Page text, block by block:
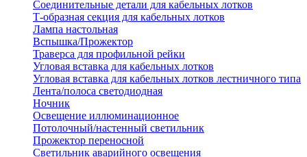
Соединительные детали для кабельных лотков
Т-образная секция для кабельных лотков
Лампа настольная
Вспышка/Прожектор
Траверса для профильной рейки
Угловая вставка для кабельных лотков
Угловая вставка для кабельных лотков лестничного типа
Лента/полоса светодиодная
Ночник
Освещение иллюминационное
Потолочный/настенный светильник
Прожектор переносной
Светильник аварийного освещения